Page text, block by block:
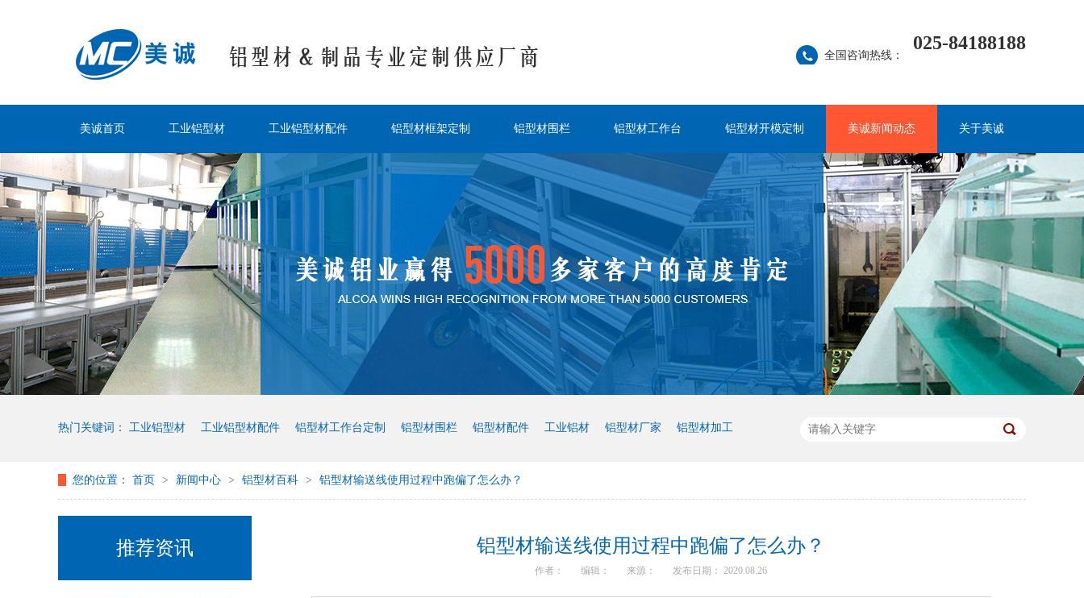
全国咨询热线：
025-84188188
美诚首页 工业铝型材 工业铝型材配件 铝型材框架定制 铝型材围栏 铝型材工作台 铝型材开模定制 美诚新闻动态 关于美诚
热门关键词： 工业铝型材 工业铝型材配件 铝型材工作台定制 铝型材围栏 铝型材配件 工业铝材 铝型材厂家 铝型材加工
您的位置： 首页 > 新闻中心 > 铝型材百科 > 铝型材输送线使用过程中跑偏了怎么办？
铝型材输送线使用过程中跑偏了怎么办？
作者： 编辑： 来源： 发布日期： 2020.08.26
推荐资讯